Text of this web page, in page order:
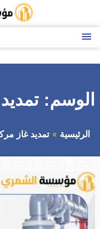
إلى
المحتوى
القائمة
الوسم:
الرئيسية تمديد غاز